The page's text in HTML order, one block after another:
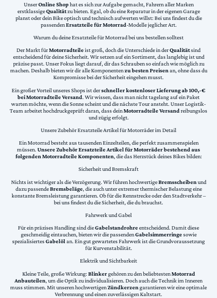
UnserOnline Shophat es sich zur Aufgabe gemacht, Fahrern aller Marken
erstklassigeQualitätzu bieten. Egal, ob du eine Reparatur in der eigenen Garage
planst oder dein Bike optisch und technisch aufwerten willst: Bei uns findest du die
passendenErsatzteile für Motorrad-Modelle jeglicher Art.
Warum du deine Ersatzteile für Motorrad bei uns bestellen solltest
Der Markt fürMotorradteileist groß, doch die Unterschiede in derQualitätsind
entscheidend für deine Sicherheit. Wir setzen auf ein Sortiment, das langlebig ist und
präzise passt. Unser Fokus liegt darauf, dir das Schrauben so einfach wie möglich zu
machen. Deshalb bieten wir dir alle Komponentenzu besten Preisenan, ohne dass du
Kompromisse bei der Sicherheit eingehen musst.
Ein großer Vorteil unseres Shops ist derschneller kostenloser Lieferung ab 100,-€
bei Motorradteile Versand. Wir wissen, dass man nicht tagelang auf ein Paket
warten möchte, wenn die Sonne scheint und die nächste Tour ansteht. Unser Logistik-
Team arbeitet hochdruckgeprüft daran, dass deinMotorradteile Versand reibungslos
und zügig erfolgt.
Unsere Zubehör Ersatzteile Artikel für Motorräder im Detail
Ein Motorrad besteht aus tausenden Einzelteilen, die perfekt zusammenspielen
müssen. Unsere Zubehör Ersatzteile Artikel für Motorräder bestehend aus
folgenden Motorradteile Komponenten, die das Herzstück deines Bikes bilden:
Sicherheit und Bremskraft
Nichts ist wichtiger als die Verzögerung. Wir führen hochwertigeBremsscheiben und
dazu passendeBremsbeläge, die auch unter extremer thermischer Belastung eine
konstante Bremsleistung garantieren. Ob für die Rennstrecke oder den Stadtverkehr –
bei uns findest du die Sicherheit, die du brauchst.
Fahrwerk und Gabel
Für ein präzises Handling sind dieGabelstandrohreentscheidend. Damit diese
geschmeidig eintauchen, bieten wir die passendenGabelsimmerringesowie
spezialisiertesGabelölan. Ein gut gewartetes Fahrwerk ist die Grundvoraussetzung
für Kurvenstabilität.
Elektrik und Sichtbarkeit
Kleine Teile, große Wirkung: Blinkergehören zu den beliebtestenMotorrad
Anbauteilen, um die Optik zu individualisieren. Doch auch die Technik im Inneren
muss stimmen. Mit unseren hochwertigenZündkerzen garantieren wir eine optimale
Verbrennung und einen zuverlässigen Kaltstart.